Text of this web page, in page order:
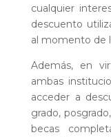
cualquier
descuento
al momento de
Además, en
ambas
acceder a
grado,
becas